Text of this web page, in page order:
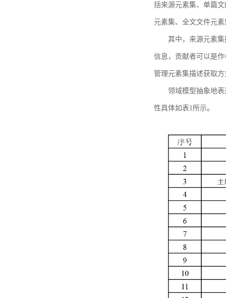
括来源元素集、单篇
元素集、全文文件元
其中，来源元素
信息，贡献者可以是
管理元素集描述获取
领域模型抽象地
性具体如表1所示。